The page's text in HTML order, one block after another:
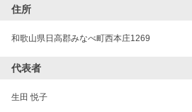
住所
和歌山県日高郡みなべ町西本庄1269
代表者
生田 悦子